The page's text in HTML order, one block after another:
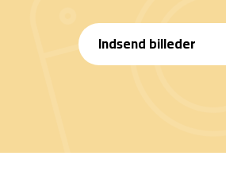
Indsend billeder